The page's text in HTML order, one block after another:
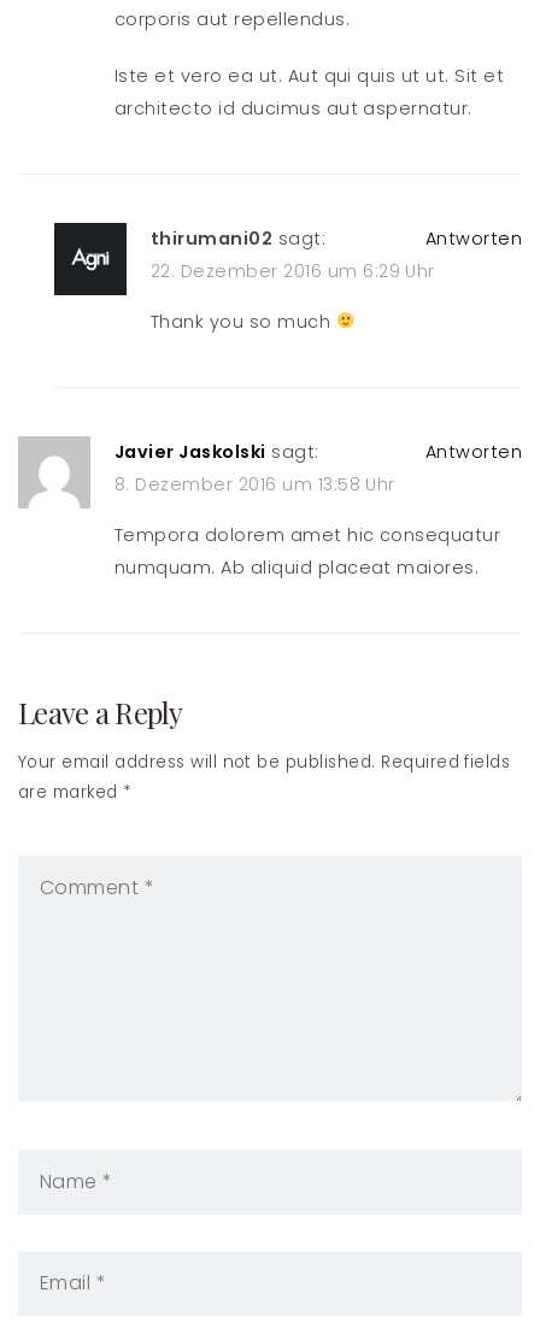
corporis aut repellendus.
Iste et vero ea ut. Aut qui quis ut ut. Sit et
architecto id ducimus aut aspernatur.
thirumani02 sagt:
22. Dezember 2016 um 6:29 Uhr
Thank you so much
Antworten
Javier Jaskolski sagt:
8. Dezember 2016 um 13:58 Uhr
Tempora dolorem amet hic consequatur
numquam. Ab aliquid placeat maiores.
Antworten
Leave a Reply
Your email address will not be published. Required fields
are marked *